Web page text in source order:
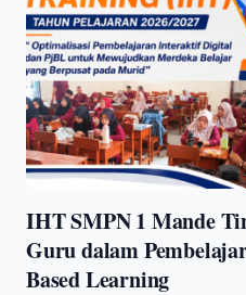
IHT SMPN 1 Mande
Guru dalam
Based Learning